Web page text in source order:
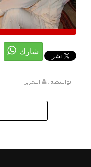
بواسطة :
التحرير